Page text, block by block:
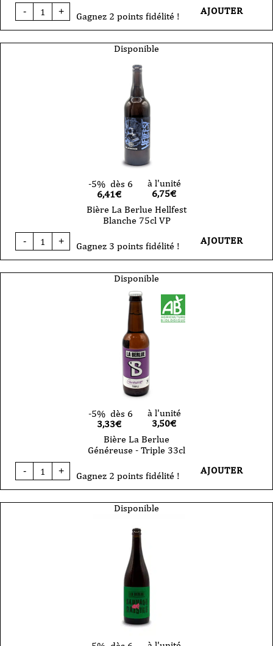
-
quantité
de
Berlue
+ Gagnez 2 points fidélité ! AJOUTER
Disponible
-5% dès 6
6,41€
à l'unité
6,75€
Bière La Berlue Hellfest
Blanche 75cl VP
-
quantité
de
Berlue
+ Gagnez 3 points fidélité ! AJOUTER
Disponible
-5% dès 6
3,33€
à l'unité
3,50€
Bière La Berlue
Généreuse - Triple 33cl
-
quantité
de
Berlue
+ Gagnez 2 points fidélité ! AJOUTER
Disponible